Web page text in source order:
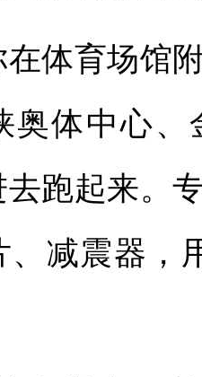
育场馆附
奥体中心
去跑起来。
、减震器，